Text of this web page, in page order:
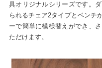
具オリジナルシリーズです。
られるチェア2タイプとベンチ
ーで簡単に模様替えができ、
ただけます。